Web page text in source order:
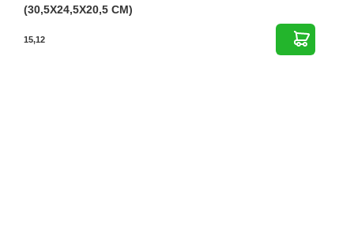
(30,5X24,5X20,5 CM)
15,12